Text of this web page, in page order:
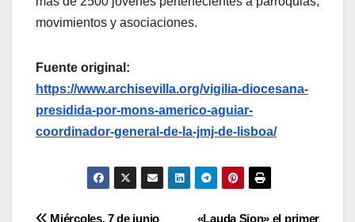
movimientos y asociaciones.
Fuente original:
https://www.archisevilla.org/vigilia-diocesana-
presidida-por-mons-americo-aguiar-
coordinador-general-de-la-jmj-de-lisboa/
«Lauda Sion» el primer
Miércoles, 7 de junio